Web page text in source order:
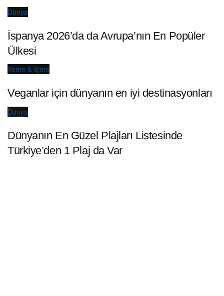
Dünya
İspanya 2026’da da Avrupa’nın En Popüler
Ülkesi
Yeme & İçme
Veganlar için dünyanın en iyi destinasyonları
Dünya
Dünyanın En Güzel Plajları Listesinde
Türkiye’den 1 Plaj da Var